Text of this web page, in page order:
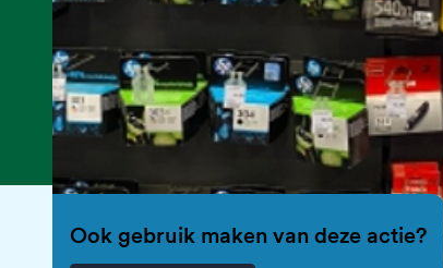
Ook gebruik maken van deze actie?